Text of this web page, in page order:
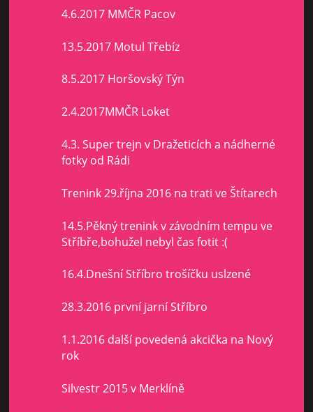
4.6.2017 MMČR Pacov
13.5.2017 Motul Třebíz
8.5.2017 Horšovský Týn
2.4.2017MMČR Loket
4.3. Super trejn v Dražeticích a nádherné
fotky od Rádi
Trenink 29.října 2016 na trati ve Štítarech
14.5.Pěkný trenink v závodním tempu ve
Stříbře,bohužel nebyl čas fotit :(
16.4.Dnešní Stříbro trošíčku uslzené
28.3.2016 první jarní Stříbro
1.1.2016 další povedená akcička na Nový
rok
Silvestr 2015 v Merklíně